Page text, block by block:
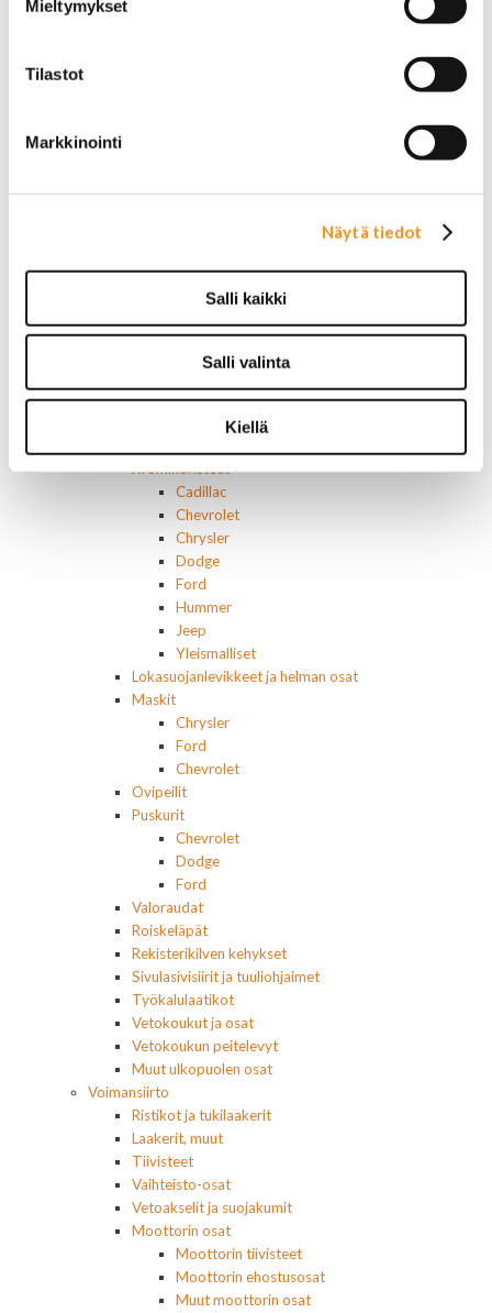
Mieltymykset
Tilastot
Markkinointi
Näytä tiedot
Salli kaikki
Salli valinta
Kiellä
Mercury merkit
Merkit ja logot
Tarrat
Ulkopuolen varusteet ja ehostus
Aurinkolipat
Erikoiskeulamerkit
Kromikoristeet
Cadillac
Chevrolet
Chrysler
Dodge
Ford
Hummer
Jeep
Yleismalliset
Lokasuojanlevikkeet ja helman osat
Maskit
Chrysler
Ford
Chevrolet
Ovipeilit
Puskurit
Chevrolet
Dodge
Ford
Valoraudat
Roiskeläpät
Rekisterikilven kehykset
Sivulasivisiirit ja tuuliohjaimet
Työkalulaatikot
Vetokoukut ja osat
Vetokoukun peitelevyt
Muut ulkopuolen osat
Voimansiirto
Ristikot ja tukilaakerit
Laakerit, muut
Tiivisteet
Vaihteisto-osat
Vetoakselit ja suojakumit
Moottorin osat
Moottorin tiivisteet
Moottorin ehostusosat
Muut moottorin osat